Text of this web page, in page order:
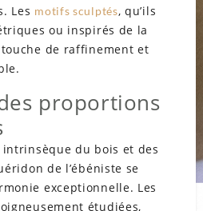
Les motifs sculptés, qu’ils
ou inspirés de la
de raffinement et
proportions
du bois et des
de l’ébéniste se
exceptionnelle. Les
étudiées,